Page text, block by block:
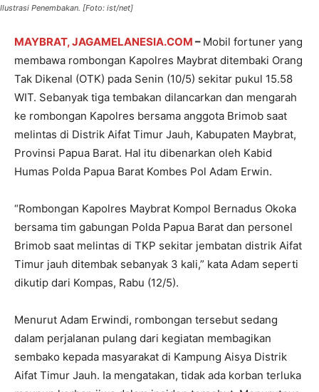
Ilustrasi Penembakan. [Foto: ist/net]
MAYBRAT, JAGAMELANESIA.COM – Mobil fortuner yang
membawa rombongan Kapolres Maybrat ditembaki Orang
Tak Dikenal (OTK) pada Senin (10/5) sekitar pukul 15.58
WIT. Sebanyak tiga tembakan dilancarkan dan mengarah
ke rombongan Kapolres bersama anggota Brimob saat
melintas di Distrik Aifat Timur Jauh, Kabupaten Maybrat,
Provinsi Papua Barat. Hal itu dibenarkan oleh Kabid
Humas Polda Papua Barat Kombes Pol Adam Erwin.
“Rombongan Kapolres Maybrat Kompol Bernadus Okoka
bersama tim gabungan Polda Papua Barat dan personel
Brimob saat melintas di TKP sekitar jembatan distrik Aifat
Timur jauh ditembak sebanyak 3 kali,” kata Adam seperti
dikutip dari Kompas, Rabu (12/5).
Menurut Adam Erwindi, rombongan tersebut sedang
dalam perjalanan pulang dari kegiatan membagikan
sembako kepada masyarakat di Kampung Aisya Distrik
Aifat Timur Jauh. Ia mengatakan, tidak ada korban terluka